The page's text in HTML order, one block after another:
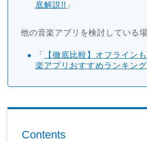
底解説!! 」
他の音楽アプリを検討している
「
【徹底比較】オフライン
楽アプリおすすめランキン
Contents